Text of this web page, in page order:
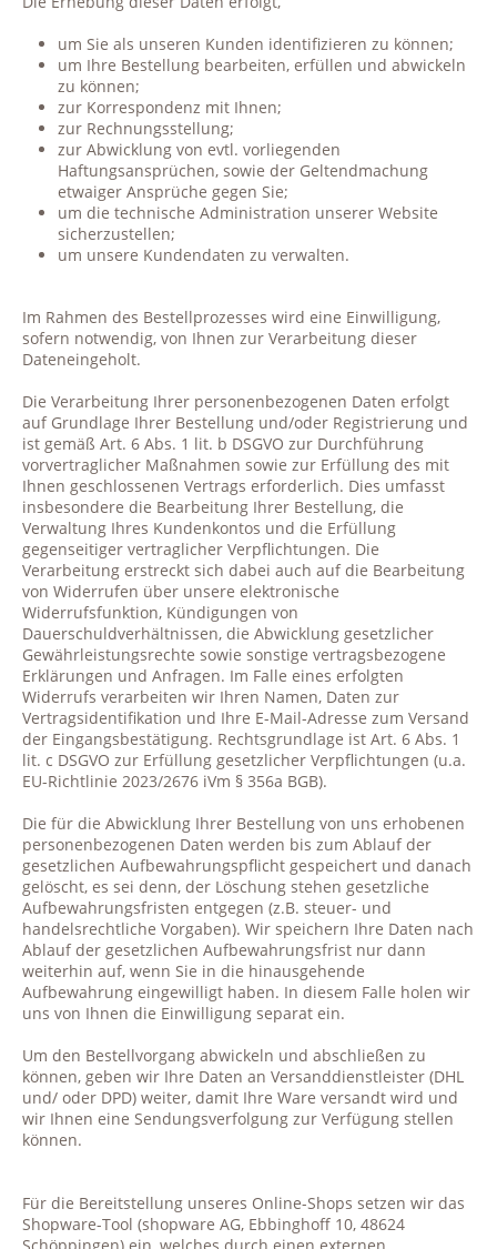
um Sie als unseren Kunden identifizieren zu können;
um Ihre Bestellung bearbeiten, erfüllen und abwickeln
zu können;
zur Korrespondenz mit Ihnen;
zur Rechnungsstellung;
zur Abwicklung von evtl. vorliegenden
Haftungsansprüchen, sowie der Geltendmachung
etwaiger Ansprüche gegen Sie;
um die technische Administration unserer Website
sicherzustellen;
um unsere Kundendaten zu verwalten.
Im Rahmen des Bestellprozesses wird eine Einwilligung,
sofern notwendig, von Ihnen zur Verarbeitung dieser
Dateneingeholt.
Die Verarbeitung Ihrer personenbezogenen Daten erfolgt
auf Grundlage Ihrer Bestellung und/oder Registrierung und
ist gemäß Art. 6 Abs. 1 lit. b DSGVO zur Durchführung
vorvertraglicher Maßnahmen sowie zur Erfüllung des mit
Ihnen geschlossenen Vertrags erforderlich. Dies umfasst
insbesondere die Bearbeitung Ihrer Bestellung, die
Verwaltung Ihres Kundenkontos und die Erfüllung
gegenseitiger vertraglicher Verpflichtungen. Die
Verarbeitung erstreckt sich dabei auch auf die Bearbeitung
von Widerrufen über unsere elektronische
Widerrufsfunktion, Kündigungen von
Dauerschuldverhältnissen, die Abwicklung gesetzlicher
Gewährleistungsrechte sowie sonstige vertragsbezogene
Erklärungen und Anfragen. Im Falle eines erfolgten
Widerrufs verarbeiten wir Ihren Namen, Daten zur
Vertragsidentifikation und Ihre E-Mail-Adresse zum Versand
der Eingangsbestätigung. Rechtsgrundlage ist Art. 6 Abs. 1
lit. c DSGVO zur Erfüllung gesetzlicher Verpflichtungen (u.a.
EU-Richtlinie 2023/2676 iVm § 356a BGB).
Die für die Abwicklung Ihrer Bestellung von uns erhobenen
personenbezogenen Daten werden bis zum Ablauf der
gesetzlichen Aufbewahrungspflicht gespeichert und danach
gelöscht, es sei denn, der Löschung stehen gesetzliche
Aufbewahrungsfristen entgegen (z.B. steuer- und
handelsrechtliche Vorgaben). Wir speichern Ihre Daten nach
Ablauf der gesetzlichen Aufbewahrungsfrist nur dann
weiterhin auf, wenn Sie in die hinausgehende
Aufbewahrung eingewilligt haben. In diesem Falle holen wir
uns von Ihnen die Einwilligung separat ein.
Um den Bestellvorgang abwickeln und abschließen zu
können, geben wir Ihre Daten an Versanddienstleister (DHL
und/ oder DPD) weiter, damit Ihre Ware versandt wird und
wir Ihnen eine Sendungsverfolgung zur Verfügung stellen
können.
Für die Bereitstellung unseres Online-Shops setzen wir das
Shopware-Tool (shopware AG, Ebbinghoff 10, 48624